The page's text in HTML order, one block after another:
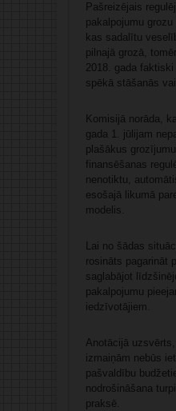
Pašreizējais
pakalpojumu
kas sadalītu
pilnajā grozā,
2018. gada
spēkā stāšanās
Komisijā norāda,
gada 1. jūlijam
plašākus
finansēšanas
nenotiktu,
esošajā likumā
modelis.
Lai no šādas
rosināts pagarināt
saglabājot
pakalpojumu
iedzīvotājiem.
Anotācijā
izmaiņām nebūs
pašvaldību
nodrošināšana
praksē.